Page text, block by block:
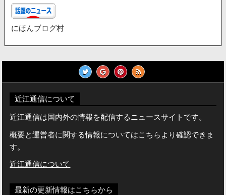
にほんブログ村
近江通信について
近江通信は国内外の情報を配信するニュースサイトです。
概要と運営者に関する情報についてはこちらより確認できま
す。
近江通信について
最新の更新情報はこちらから